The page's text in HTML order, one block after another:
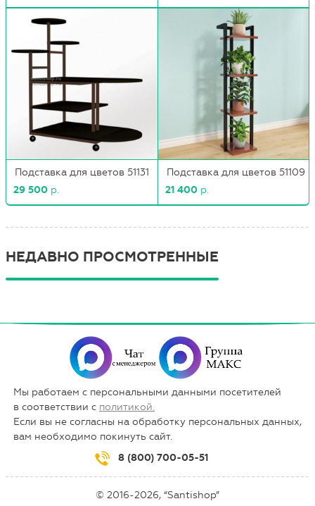
Подставка для цветов 51131
29 500 р.
Подставка для цветов 51109
21 400 р.
НЕДАВНО ПРОСМОТРЕННЫЕ
© 2016-2026, “Santishop”
Мы работаем с персональными данными посетителей
в соответствии с политикой.
Если вы не согласны на обработку персональных данных,
вам необходимо покинуть сайт.
8 (800) 700-05-51